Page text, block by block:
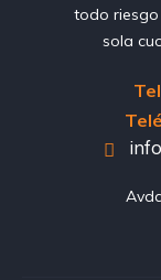
todo riesgo
sola